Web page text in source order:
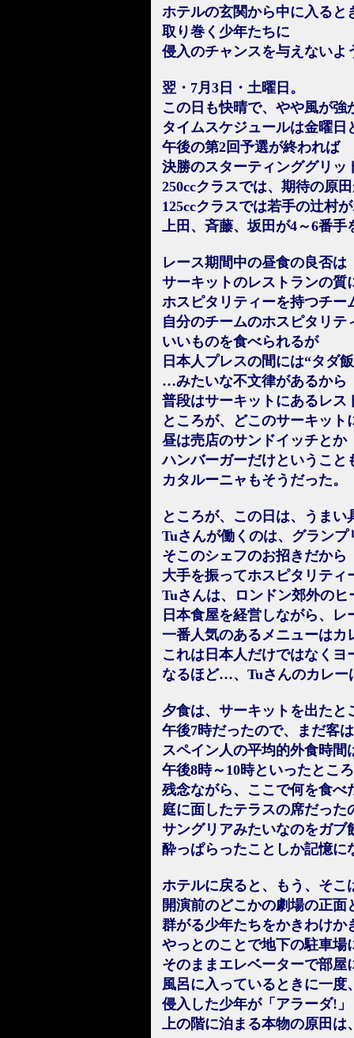
ホテルの玄関から中に入ると
取り巻く少年たちに
侵入のチャンスを与えないよ
翌・7月3日・土曜日。
この日も快晴で、やや風が強
タイムスケジュールは金曜日
午後の第2回予選が終われば
決勝のスターティンググリッ
250ccクラスでは、期待の原
125ccクラスでは若手の辻村
上田、斉藤、坂田が4～6番手
レース期間中の昼食の良否は
サーキットのレストランの質
ホスピタリティーを持つチー
自分のチームのホスピタリテ
いいものを食べられるが
日本人プレスの間には“タダ
…みたいな不文律があるから
普段はサーキットにあるレス
ところが、どこのサーキッ
昼は売店のサンドイッチとか
ハンバーガーだけということ
カタルーニャもそうだった。
ところが、この日は、うま
Tuさんが働くのは、グラン
そこのシェフのお招きだから
大手を振ってホスピタリティ
Tuさんは、ロンドン郊外の
日本食屋を経営しながら、
一番人気のあるメニューはカ
これは日本人だけではなく
なるほど…、Tuさんのカレー
夕食は、サーキットを出た
午後7時だったので、まだ客
スペイン人の平均的外食時間
午後8時～10時といったとこ
残念ながら、ここで何を食べ
庭に面したテラスの席だった
サングリアみたいなのをガブ
酔っぱらったことしか記憶に
ホテルに戻ると、もう、そこ
開演前のどこかの劇場の正面
群がる少年たちをかきわけか
やっとのことで地下の駐車場
そのままエレベーターで部屋
風呂に入っているときに一度
侵入した少年が「アラーダ!
上の階に泊まる本物の原田は